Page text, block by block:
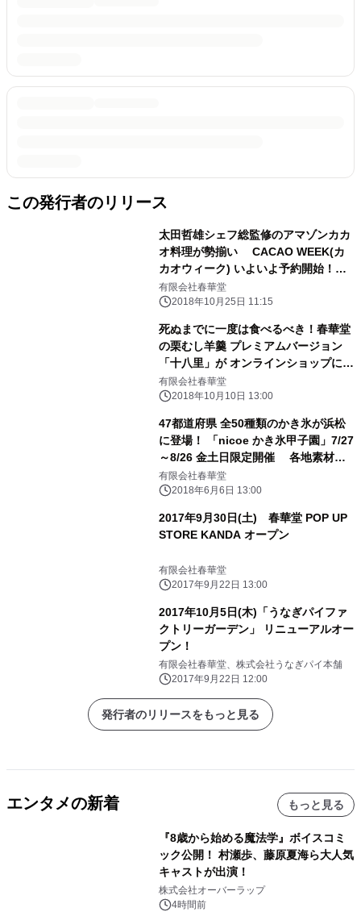
この発行者のリリース
太田哲雄シェフ総監修のアマゾンカカ
オ料理が勢揃い CACAO WEEK(カ
カオウィーク) いよいよ予約開始！
2018年12月1日(土)～2019年2月14日
(木)
有限会社春華堂
2018年10月25日 11:15
死ぬまでに一度は食べるべき！春華堂
の栗むし羊羹 プレミアムバージョン
「十八里」が オンラインショップにて
1,000本限定で登場！
有限会社春華堂
2018年10月10日 13:00
47都道府県 全50種類のかき氷が浜松
に登場！ 「nicoe かき氷甲子園」7/27
～8/26 金土日限定開催 各地素材の
美味しさ＆こだわりを発信！
有限会社春華堂
2018年6月6日 13:00
2017年9月30日(土) 春華堂 POP UP
STORE KANDA オープン
有限会社春華堂
2017年9月22日 13:00
2017年10月5日(木)「うなぎパイファ
クトリーガーデン」 リニューアルオー
プン！
有限会社春華堂、株式会社うなぎパイ本舗
2017年9月22日 12:00
発行者のリリースをもっと見る
エンタメの新着 もっと見る
『8歳から始める魔法学』ボイスコミ
ック公開！ 村瀬歩、藤原夏海ら大人気
キャストが出演！
株式会社オーバーラップ
4時間前